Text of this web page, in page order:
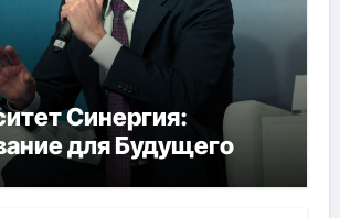
Синергия:
для Будущего